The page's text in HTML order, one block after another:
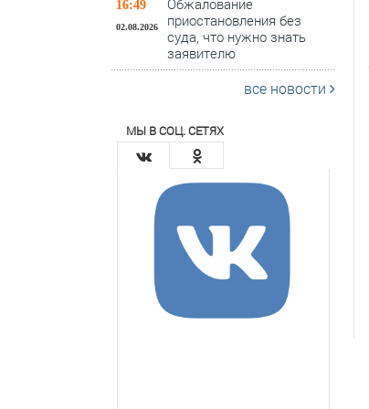
16:49
02.08.2026
Обжалование
приостановления без
суда, что нужно знать
заявителю
все новости
МЫ В СОЦ. СЕТЯХ